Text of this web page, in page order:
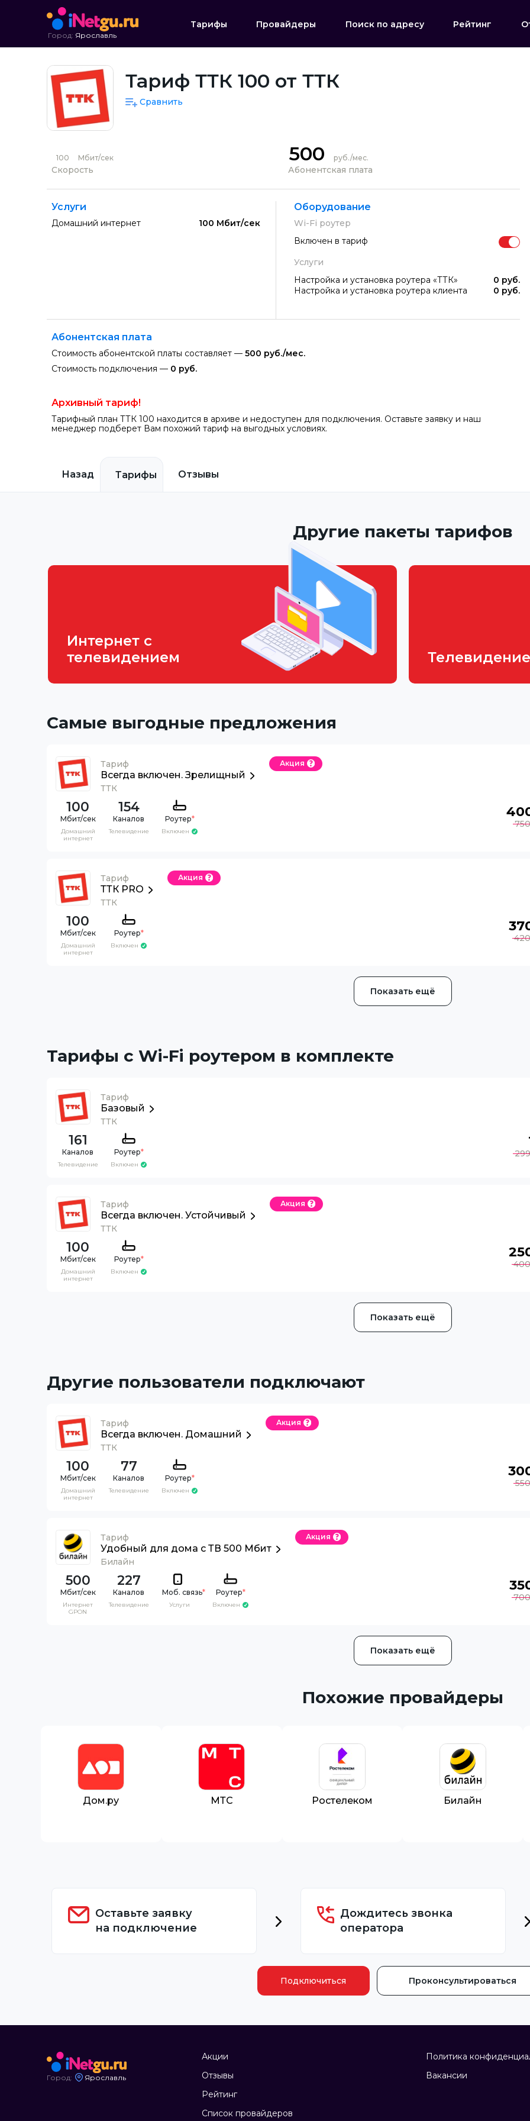
Город: Ярославль
Тарифы Провайдеры Поиск по адресу Рейтинг
Тариф ТТК 100 от ТТК
Сравнить
100 Мбит/сек
Скорость
500 руб./мес.
Абонентская плата
Услуги
Домашний интернет 100 Мбит/сек
Оборудование
Wi-Fi роутер
Включен в тариф
Услуги
Настройка и установка роутера «ТТК»
0 руб.
Настройка и установка роутера клиента
0 руб.
Абонентская плата
Стоимость абонентской платы составляет — 500 руб./мес.
Стоимость подключения — 0 руб.
Архивный тариф!
Тарифный план ТТК 100 находится в архиве и недоступен для подключения. Оставьте заявку и наш
менеджер подберет Вам похожий тариф на выгодных условиях.
Назад Тарифы Отзывы
Другие пакеты тарифов
Интернет с
телевидением
Телевидение
Самые выгодные предложения
Тариф
Всегда включен. Зрелищный
ТТК
Акция
100
Домашний
интернет
154
Каналов
Телевидение
Роутер*
Включен
750
Тариф
ТТК PRO
ТТК
Акция
100
Домашний
интернет
Роутер*
Включен
420
Показать ещё
Тарифы с Wi-Fi роутером в комплекте
Тариф
Базовый
ТТК
161
Каналов
Телевидение
Роутер*
Включен
299
Тариф
Всегда включен. Устойчивый
ТТК
Акция
100
Домашний
интернет
Роутер*
Включен
400
Показать ещё
Другие пользователи подключают
Тариф
Всегда включен. Домашний
ТТК
Акция
100
Домашний
интернет
77
Каналов
Телевидение
Роутер*
Включен
550
Тариф
Удобный для дома с ТВ 500 Мбит
Билайн
Акция
500
Интернет
GPON
227
Каналов
Телевидение
Моб. связь*
Услуги
Роутер*
Включен
700
Показать ещё
Похожие провайдеры
Дом.ру МТС Ростелеком Билайн
Оставьте заявку
на подключение
Дождитесь звонка
оператора
Подключиться Проконсультироваться
Город: Ярославль
Акции
Отзывы
Рейтинг
Список провайдеров
Политика
Вакансии